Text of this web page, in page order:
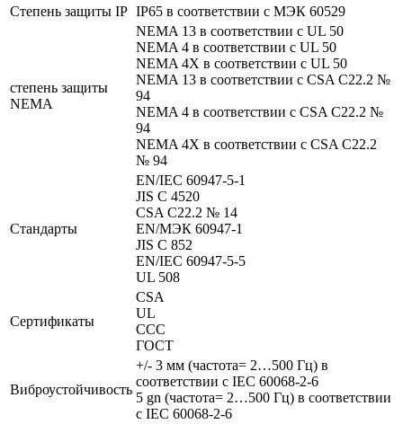
Степень защиты IP IP65 в соответствии с МЭК 60529
степень защиты
NEMA
NEMA 13 в соответствии с UL 50
NEMA 4 в соответствии с UL 50
NEMA 4X в соответствии с UL 50
NEMA 13 в соответствии с CSA C22.2 №
94
NEMA 4 в соответствии с CSA C22.2 №
94
NEMA 4X в соответствии с CSA C22.2
№ 94
Стандарты
EN/IEC 60947-5-1
JIS C 4520
CSA C22.2 № 14
EN/МЭК 60947-1
JIS C 852
EN/IEC 60947-5-5
UL 508
Сертификаты
CSA
UL
CCC
ГОСТ
Виброустойчивость
+/- 3 мм (частота= 2…500 Гц) в
соответствии с IEC 60068-2-6
5 gn (частота= 2…500 Гц) в соответствии
с IEC 60068-2-6